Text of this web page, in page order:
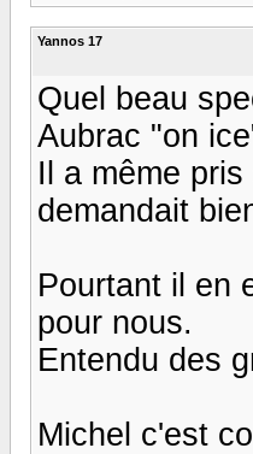
Yannos 17
Quel beau
Aubrac "on
Il a même
demandait
Pourtant il en
pour nous.
Entendu des
Michel c'est